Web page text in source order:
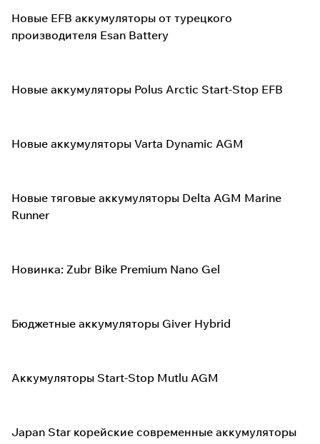
Новые EFB аккумуляторы от турецкого
производителя Esan Battery
Новые аккумуляторы Polus Arctic Start-Stop EFB
Новые аккумуляторы Varta Dynamic AGM
Новые тяговые аккумуляторы Delta AGM Marine
Runner
Новинка: Zubr Bike Premium Nano Gel
Бюджетные аккумуляторы Giver Hybrid
Аккумуляторы Start-Stop Mutlu AGM
Japan Star корейские современные аккумуляторы